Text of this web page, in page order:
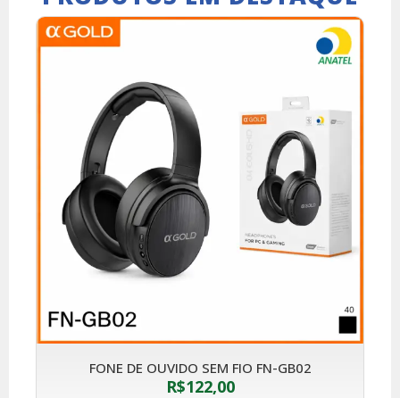
FONE DE OUVIDO SEM FIO FN-GB02
R$122,00